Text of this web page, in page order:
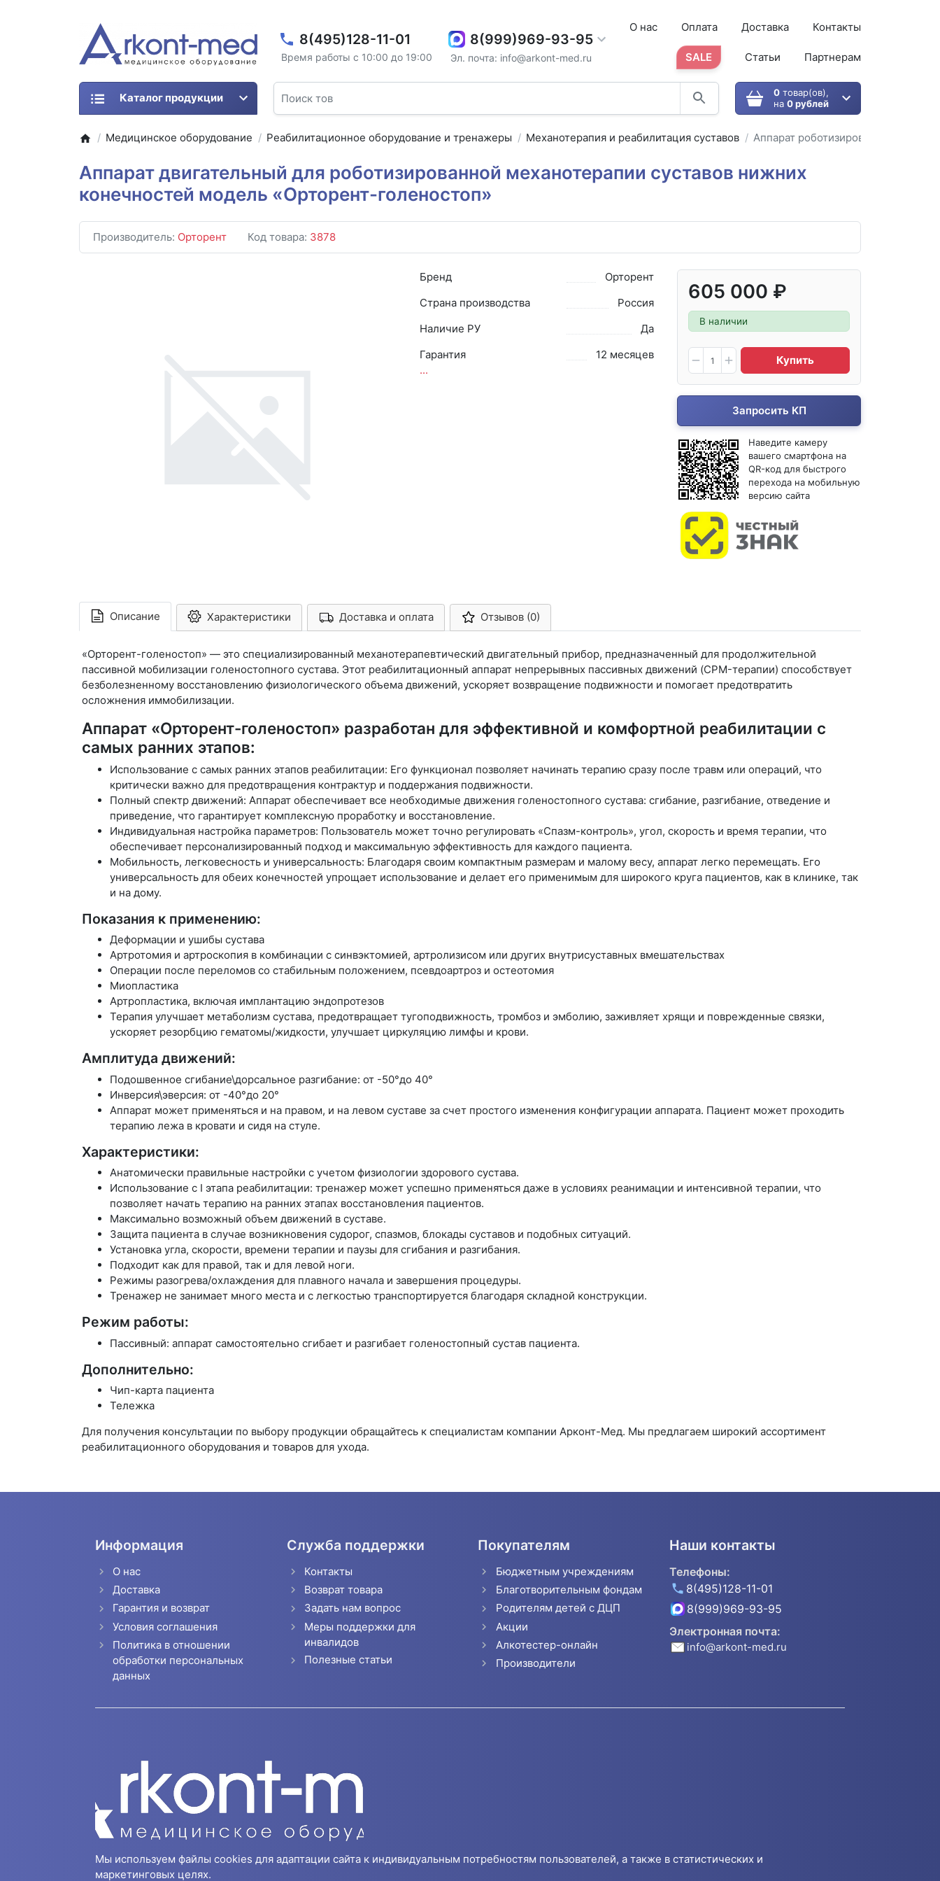
8(495)128-11-01
Время работы с 10:00 до 19:00
8(999)969-93-95
Эл. почта: info@arkont-med.ru
О нас Оплата Доставка Контакты
SALE Статьи Партнерам
0товар(ов),
на 0 рублей
Каталог продукции
Медицинское оборудование Реабилитационное оборудование и тренажеры Механотерапия и реабилитация суставов Аппарат роботизированной
Аппарат двигательный для роботизированной механотерапии суставов нижних
конечностей модель «Орторент-голеностоп»
Производитель: Орторент Код товара: 3878
605 000 ₽
В наличии
Купить
Запросить КП
Наведите камеру
вашего смартфона на
QR-код для быстрого
перехода на мобильную
версию сайта
Бренд
Орторент
Страна производства
Россия
Наличие РУ
Да
Гарантия
12 месяцев
...
Описание Характеристики Арконт-Мед Доставка и оплата Отзывов (0)
«Орторент-голеностоп» — это специализированный механотерапевтический двигательный прибор, предназначенный для продолжительной
пассивной мобилизации голеностопного сустава. Этот реабилитационный аппарат непрерывных пассивных движений (CPM-терапии) способствует
безболезненному восстановлению физиологического объема движений, ускоряет возвращение подвижности и помогает предотвратить
осложнения иммобилизации.
Аппарат «Орторент-голеностоп» разработан для эффективной и комфортной реабилитации с
самых ранних этапов:
Использование с самых ранних этапов реабилитации: Его функционал позволяет начинать терапию сразу после травм или операций, что
критически важно для предотвращения контрактур и поддержания подвижности.
Полный спектр движений: Аппарат обеспечивает все необходимые движения голеностопного сустава: сгибание, разгибание, отведение и
приведение, что гарантирует комплексную проработку и восстановление.
Индивидуальная настройка параметров: Пользователь может точно регулировать «Спазм-контроль», угол, скорость и время терапии, что
обеспечивает персонализированный подход и максимальную эффективность для каждого пациента.
Мобильность, легковесность и универсальность: Благодаря своим компактным размерам и малому весу, аппарат легко перемещать. Его
универсальность для обеих конечностей упрощает использование и делает его применимым для широкого круга пациентов, как в клинике, так
и на дому.
Показания к применению:
Деформации и ушибы сустава
Артротомия и артроскопия в комбинации с синвэктомией, артролизисом или других внутрисуставных вмешательствах
Операции после переломов со стабильным положением, псевдоартроз и остеотомия
Миопластика
Артропластика, включая имплантацию эндопротезов
Терапия улучшает метаболизм сустава, предотвращает тугоподвижность, тромбоз и эмболию, заживляет хрящи и поврежденные связки,
ускоряет резорбцию гематомы/жидкости, улучшает циркуляцию лимфы и крови.
Амплитуда движений:
Подошвенное сгибание\дорсальное разгибание: от -50°до 40°
Инверсия\эверсия: от -40°до 20°
Аппарат может применяться и на правом, и на левом суставе за счет простого изменения конфигурации аппарата. Пациент может проходить
терапию лежа в кровати и сидя на стуле.
Характеристики:
Анатомически правильные настройки с учетом физиологии здорового сустава.
Использование с I этапа реабилитации: тренажер может успешно применяться даже в условиях реанимации и интенсивной терапии, что
позволяет начать терапию на ранних этапах восстановления пациентов.
Максимально возможный объем движений в суставе.
Защита пациента в случае возникновения судорог, спазмов, блокады суставов и подобных ситуаций.
Установка угла, скорости, времени терапии и паузы для сгибания и разгибания.
Подходит как для правой, так и для левой ноги.
Режимы разогрева/охлаждения для плавного начала и завершения процедуры.
Тренажер не занимает много места и с легкостью транспортируется благодаря складной конструкции.
Режим работы:
Пассивный: аппарат самостоятельно сгибает и разгибает голеностопный сустав пациента.
Дополнительно:
Чип-карта пациента
Тележка
Для получения консультации по выбору продукции обращайтесь к специалистам компании Арконт-Мед. Мы предлагаем широкий ассортимент
реабилитационного оборудования и товаров для ухода.
Информация
О нас
Доставка
Гарантия и возврат
Условия соглашения
Политика в отношении
обработки персональных
данных
Служба поддержки
Контакты
Возврат товара
Задать нам вопрос
Меры поддержки для
инвалидов
Полезные статьи
Покупателям
Бюджетным учреждениям
Благотворительным фондам
Родителям детей с ДЦП
Акции
Алкотестер-онлайн
Производители
Наши контакты
Телефоны:
8(495)128-11-01
8(999)969-93-95
Электронная почта:
info@arkont-med.ru
Мы используем файлы cookies для адаптации сайта к индивидуальным потребностям пользователей, а также в статистических и
маркетинговых целях.